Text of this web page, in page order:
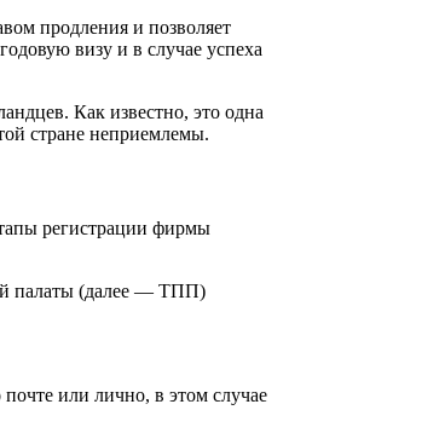
продления и позволяет
визу и в случае успеха
Как известно, это одна
стране неприемлемы.
регистрации фирмы
палаты (далее — ТПП)
или лично, в этом случае